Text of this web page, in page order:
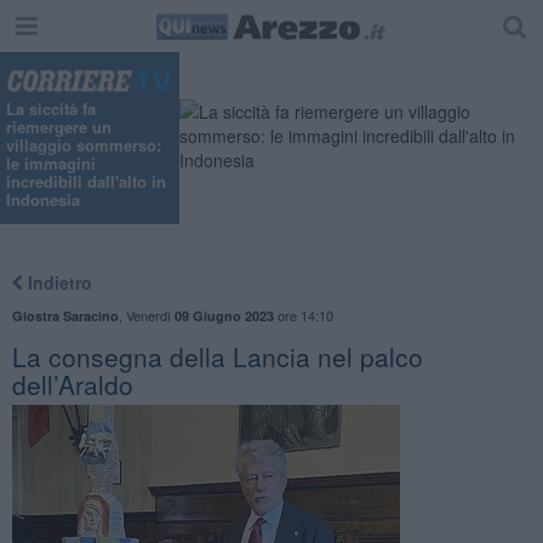
La siccità fa
riemergere un
villaggio sommerso:
le immagini
incredibili dall'alto in
Indonesia
Indietro
Giostra Saracino Venerdì 09 Giugno 2023ore 14:10
La consegna della Lancia nel palco
dell’Araldo